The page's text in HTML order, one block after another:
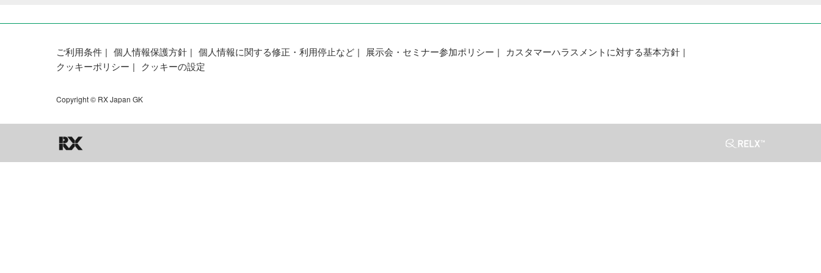
ご利用条件 個人情報保護方針 個人情報に関する修正・利用停止など 展示会・セミナー参加ポリシー
カスタマーハラスメントに対する基本方針
クッキーポリシー
クッキーの設定
Copyright © RX Japan GK